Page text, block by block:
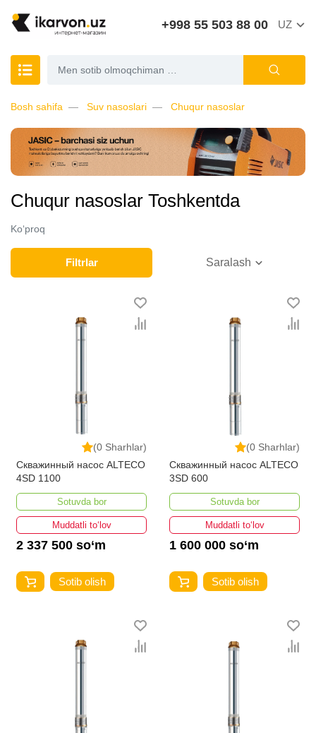
+998 55 503 88 00 UZ
Bosh sahifa Suv nasoslari Chuqur nasoslar
Chuqur nasoslar Toshkentda
Ko‘proq
Filtrlar Saralash
(0 Sharhlar)
Скважинный насос ALTECO
4SD 1100
Sotuvda bor
Muddatli to‘lov
2 337 500 so‘m
Sotib olish
(0 Sharhlar)
Скважинный насос ALTECO
3SD 600
Sotuvda bor
Muddatli to‘lov
1 600 000 so‘m
Sotib olish